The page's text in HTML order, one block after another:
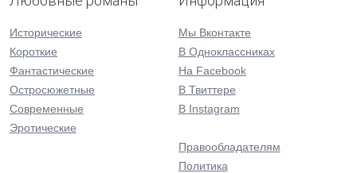
Исторические
Короткие
Фантастические
Остросюжетные
Современные
Эротические
Мы Вконтакте
В Одноклассниках
На Facebook
В Твиттере
В Instagram
Правообладателям
Политика